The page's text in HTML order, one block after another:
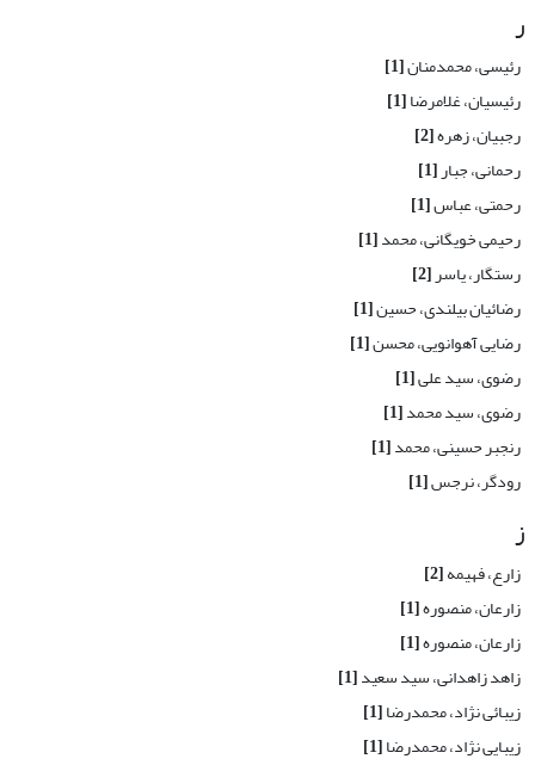
ر
رئیسی، محمدمنان[1]
رئیسیان، غلامرضا[1]
رجبیان، زهره[2]
رحمانی، جبار[1]
رحمتی، عباس[1]
رحیمی خویگانی، محمد[1]
رستگار، یاسر[2]
رضائیان بیلندی، حسین[1]
رضایی آهوانویی، محسن[1]
رضوی، سید علی[1]
رضوی، سید محمد[1]
رنجبر حسینی، محمد[1]
رودگر، نرجس[1]
ز
زارع، فهیمه[2]
زارعان، منصوره[1]
زارعان، منصوره[1]
زاهد زاهدانی، سید سعید[1]
زیبائی نژاد، محمدرضا[1]
زیبایی نژاد، محمدرضا[1]